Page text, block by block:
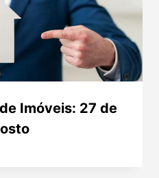
Imóveis: 27 de